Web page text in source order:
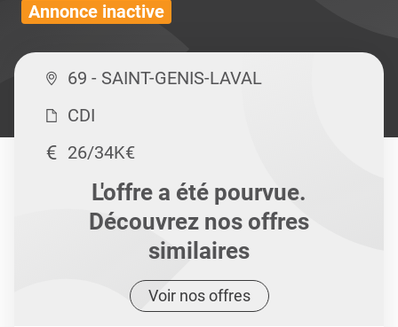
Annonce inactive
69 - SAINT-GENIS-LAVAL
CDI
26/34K€
L'offre a été pourvue.
Découvrez nos offres
similaires
Voir nos offres